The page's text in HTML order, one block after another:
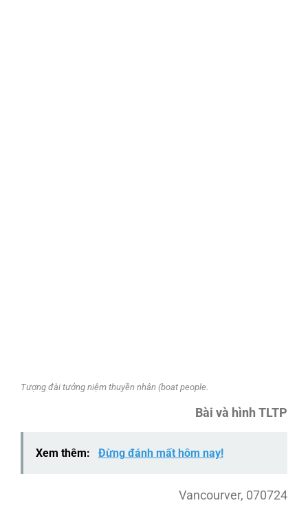
Tượng đài tưởng niệm thuyền nhân (boat people.
Bài và hình TLTP
Xem thêm: Đừng đánh mất hôm nay!
Vancourver, 070724